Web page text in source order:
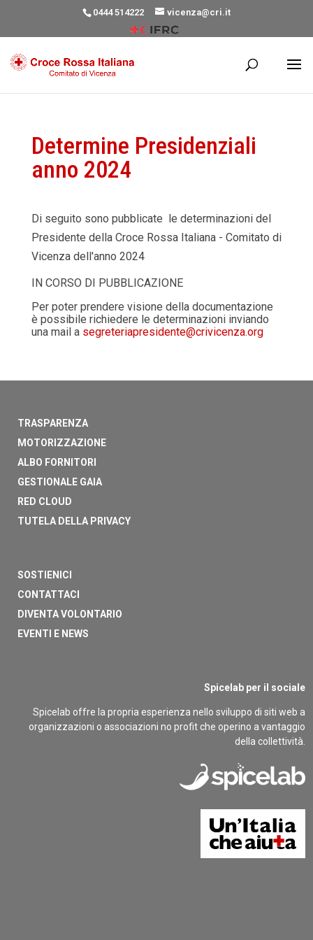
0444 514222 vicenza@cri.it
Determine Presidenziali
anno 2024
Di seguito sono pubblicate le determinazioni del
Presidente della Croce Rossa Italiana - Comitato di
Vicenza dell'anno 2024
IN CORSO DI PUBBLICAZIONE
Per poter prendere visione della documentazione
è possibile richiedere le determinazioni inviando
una mail a segreteriapresidente@crivicenza.org
TRASPARENZA
MOTORIZZAZIONE
ALBO FORNITORI
GESTIONALE GAIA
RED CLOUD
TUTELA DELLA PRIVACY
SOSTIENICI
CONTATTACI
DIVENTA VOLONTARIO
EVENTI E NEWS
Spicelab per il sociale
Spicelab offre la propria esperienza nello sviluppo di siti web a
organizzazioni o associazioni no profit che operino a vantaggio
della collettività.